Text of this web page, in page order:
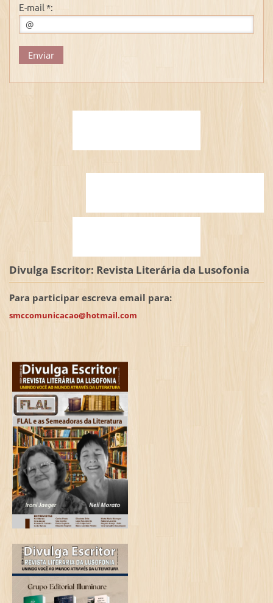
E-mail *:
Divulga Escritor: Revista Literária da Lusofonia
Para participar escreva email para:
smccomunicacao@hotmail.com